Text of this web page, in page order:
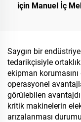
için Manuel İç
Saygın bir
tedarikçisiyle
ekipman
operasyonel
görülebilen
kritik makinelerin
arızalanması